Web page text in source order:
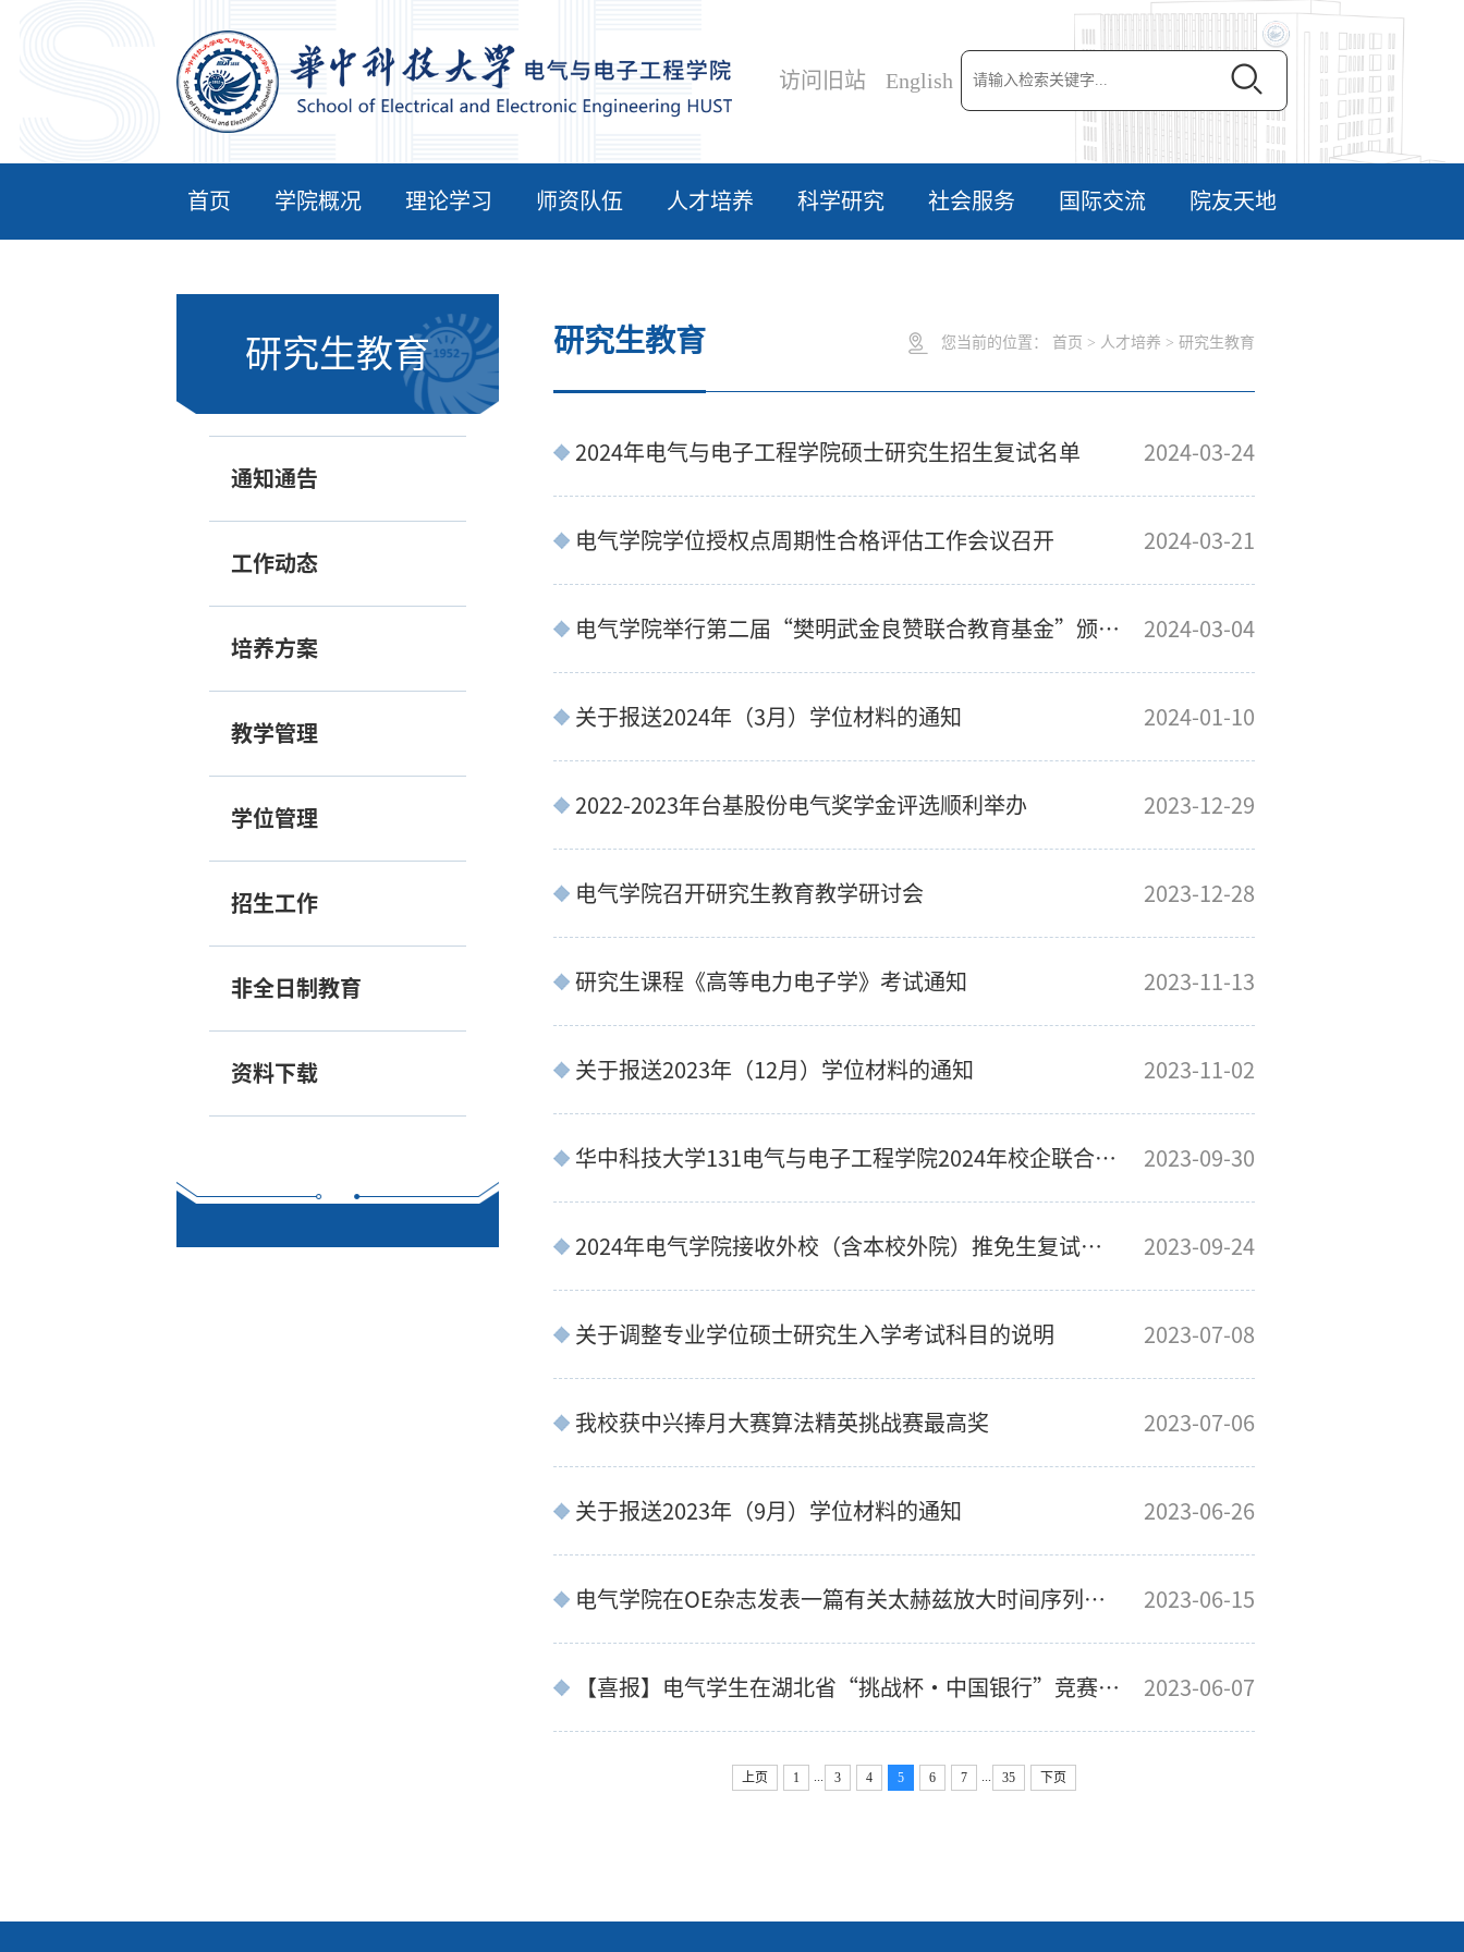
访问旧站 English
首页 学院概况 理论学习 师资队伍 人才培养 科学研究 社会服务 国际交流 院友天地
研究生教育
通知通告
工作动态
培养方案
教学管理
学位管理
招生工作
非全日制教育
资料下载
研究生教育 您当前的位置： 首页 > 人才培养 > 研究生教育
2024年电气与电子工程学院硕士研究生招生复试名单 2024-03-24
电气学院学位授权点周期性合格评估工作会议召开 2024-03-21
电气学院举行第二届“樊明武金良赞联合教育基金”颁奖典礼 2024-03-04
关于报送2024年（3月）学位材料的通知 2024-01-10
2022-2023年台基股份电气奖学金评选顺利举办 2023-12-29
电气学院召开研究生教育教学研讨会 2023-12-28
研究生课程《高等电力电子学》考试通知 2023-11-13
关于报送2023年（12月）学位材料的通知 2023-11-02
华中科技大学131电气与电子工程学院2024年校企联合培养专项推免生报名通知 2023-09-30
2024年电气学院接收外校（含本校外院）推免生复试时间、地点及联系人 2023-09-24
关于调整专业学位硕士研究生入学考试科目的说明 2023-07-08
我校获中兴捧月大赛算法精英挑战赛最高奖 2023-07-06
关于报送2023年（9月）学位材料的通知 2023-06-26
电气学院在OE杂志发表一篇有关太赫兹放大时间序列的论文 2023-06-15
【喜报】电气学生在湖北省“挑战杯·中国银行”竞赛获奖 2023-06-07
上页 1 3 4 5 6 7 35 下页